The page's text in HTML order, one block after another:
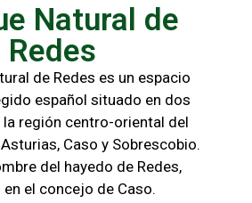
Natural de
Redes
de Redes es un espacio
español situado en dos
región centro-oriental del
Caso y Sobrescobio.
del hayedo de Redes,
el concejo de Caso.